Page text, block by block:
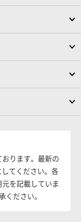
ります。最新の
てください。各
を記載していま
ださい。